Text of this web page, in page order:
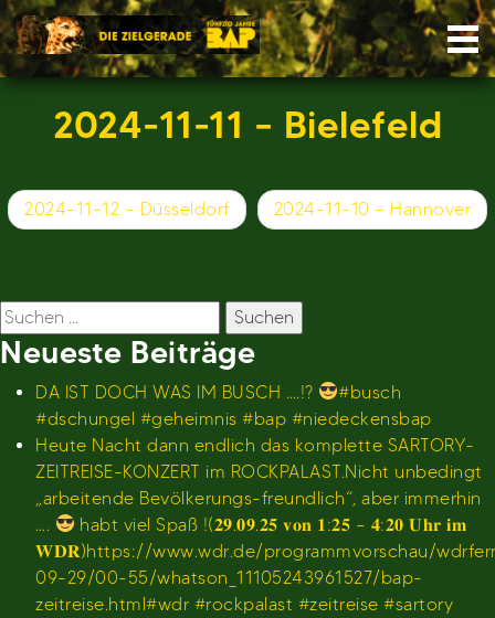
Skip
to
content
2024-11-11 – Bielefeld
Beitragsnavigation
2024-11-12 – Düsseldorf 2024-11-10 – Hannover
Suchen
nach:
Neueste Beiträge
DA IST DOCH WAS IM BUSCH ….!?
#busch
#dschungel #geheimnis #bap #niedeckensbap
Heute Nacht dann endlich das komplette SARTORY-
ZEITREISE-KONZERT im ROCKPALAST.Nicht unbedingt
„arbeitende Bevölkerungs-freundlich“, aber immerhin
….
habt viel Spaß !(𝟐𝟗.𝟎𝟗.𝟐𝟓 𝐯𝐨𝐧 𝟏:𝟐𝟓 – 𝟒:𝟐𝟎 𝐔𝐡𝐫 𝐢𝐦
𝐖𝐃𝐑)https://www.wdr.de/programmvorschau/
09-29/00-55/whatson_11105243961527/bap-
zeitreise.html#wdr #rockpalast #zeitreise #sartory